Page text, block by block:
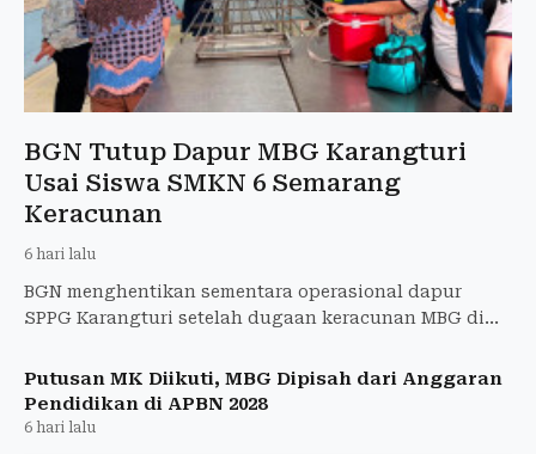
BGN Tutup Dapur MBG Karangturi
Usai Siswa SMKN 6 Semarang
Keracunan
6 hari lalu
BGN menghentikan sementara operasional dapur
SPPG Karangturi setelah dugaan keracunan MBG di
Putusan MK Diikuti, MBG Dipisah dari Anggaran
Pendidikan di APBN 2028
6 hari lalu